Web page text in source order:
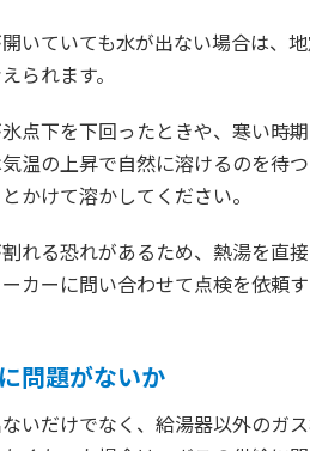
いていても水が出ない場合は、
られます。
点下を下回ったときや、寒い時
温の上昇で自然に溶けるのを待
かけて溶かしてください。
れる恐れがあるため、熱湯を直
カーに問い合わせて点検を依頼す
問題がないか
いだけでなく、給湯器以外のガ